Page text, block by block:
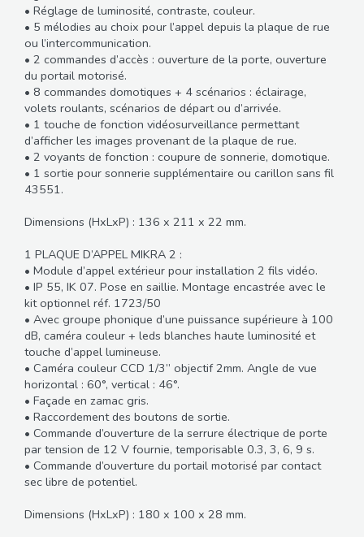
• Réglage de luminosité, contraste, couleur.
• 5 mélodies au choix pour l’appel depuis la plaque de rue
ou l’intercommunication.
• 2 commandes d’accès : ouverture de la porte, ouverture
du portail motorisé.
• 8 commandes domotiques + 4 scénarios : éclairage,
volets roulants, scénarios de départ ou d’arrivée.
• 1 touche de fonction vidéosurveillance permettant
d’afficher les images provenant de la plaque de rue.
• 2 voyants de fonction : coupure de sonnerie, domotique.
• 1 sortie pour sonnerie supplémentaire ou carillon sans fil
43551.
Dimensions (HxLxP) : 136 x 211 x 22 mm.
1 PLAQUE D’APPEL MIKRA 2 :
• Module d’appel extérieur pour installation 2 fils vidéo.
• IP 55, IK 07. Pose en saillie. Montage encastrée avec le
kit optionnel réf. 1723/50
• Avec groupe phonique d’une puissance supérieure à 100
dB, caméra couleur + leds blanches haute luminosité et
touche d’appel lumineuse.
• Caméra couleur CCD 1/3” objectif 2mm. Angle de vue
horizontal : 60°, vertical : 46°.
• Façade en zamac gris.
• Raccordement des boutons de sortie.
• Commande d’ouverture de la serrure électrique de porte
par tension de 12 V fournie, temporisable 0.3, 3, 6, 9 s.
• Commande d’ouverture du portail motorisé par contact
sec libre de potentiel.
Dimensions (HxLxP) : 180 x 100 x 28 mm.